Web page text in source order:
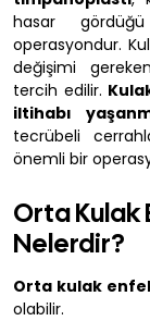
hasar
operasyondur.
değişimi
tercih edilir.
iltihabı
tecrübeli
önemli bir
Orta Kulak
Nelerdir?
Orta kulak
olabilir.